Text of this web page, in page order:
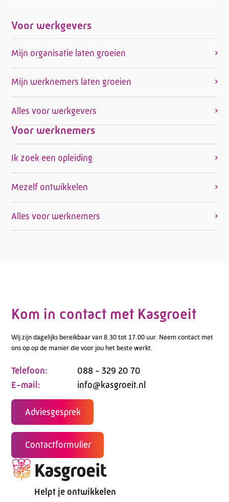
Voor werkgevers
Mijn organisatie laten groeien
Mijn werknemers laten groeien
Alles voor werkgevers
Voor werknemers
Ik zoek een opleiding
Mezelf ontwikkelen
Alles voor werknemers
Kom in contact met Kasgroeit
Wij zijn dagelijks bereikbaar van 8.30 tot 17.00 uur. Neem contact met
ons op op de manier die voor jou het beste werkt.
Telefoon:
088 - 329 20 70
E-mail:
info@kasgroeit.nl
Adviesgesprek
Contactformulier
Helpt je ontwikkelen